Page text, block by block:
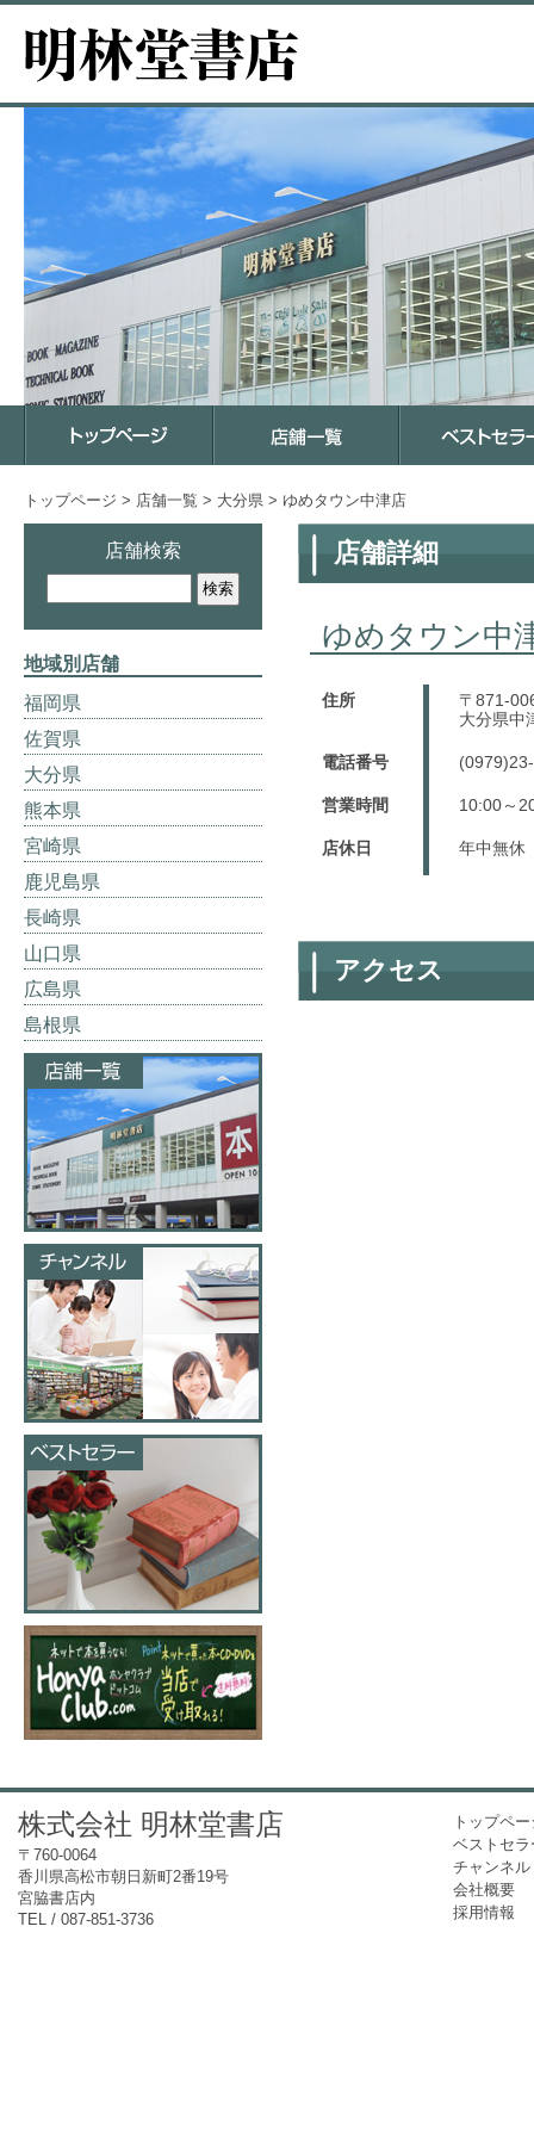
トップページ > 店舗一覧 > 大分県 > ゆめタウン中津店
店舗検索
地域別店舗
福岡県
佐賀県
大分県
熊本県
宮崎県
鹿児島県
長崎県
山口県
広島県
島根県
店舗詳細
ゆめタウン中
住所
〒871-
大分県中
電話番号
営業時間 10:00～
店休日 年中無休
アクセス
株式会社 明林堂書店
〒760-0064
香川県高松市朝日新町2番19号
宮脇書店内
TEL / 087-851-3736
トップペー
ベストセラ
チャンネル
会社概要
採用情報